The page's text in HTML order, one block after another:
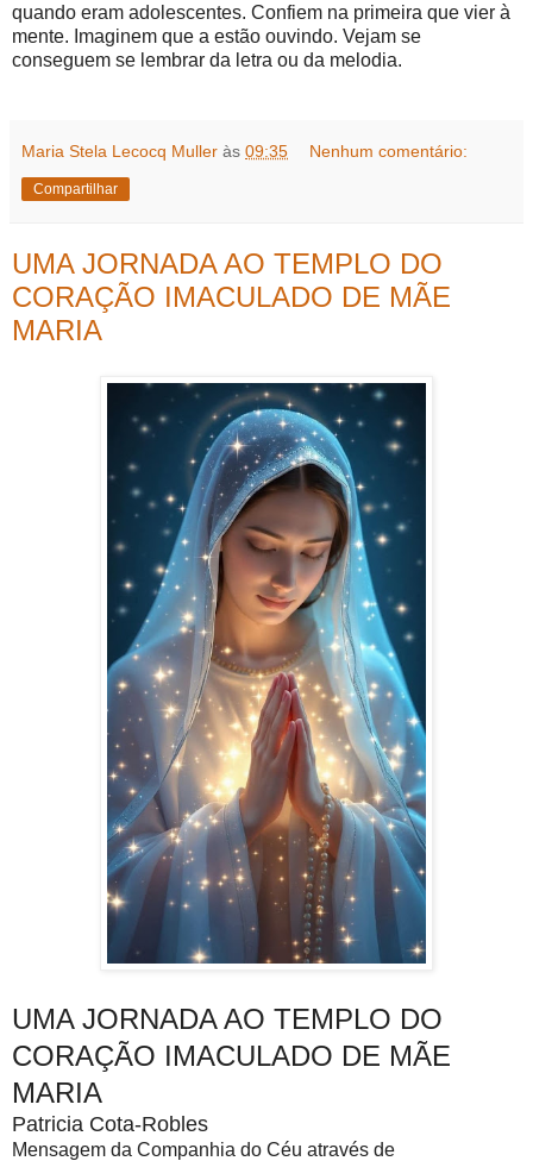
quando eram adolescentes. Confiem na primeira que vier à
mente. Imaginem que a estão ouvindo. Vejam se
conseguem se lembrar da letra ou da melodia.
Maria Stela Lecocq Muller às 09:35 Nenhum comentário:
Compartilhar
UMA JORNADA AO TEMPLO DO
CORAÇÃO IMACULADO DE MÃE
MARIA
UMA JORNADA AO TEMPLO DO
CORAÇÃO IMACULADO DE MÃE
MARIA
Patricia Cota-Robles
Mensagem da Companhia do Céu através de